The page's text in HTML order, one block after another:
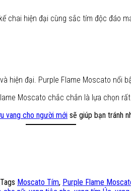
chai hiện đại cùng sắc tím độc đáo
hiện đại. Purple Flame Moscato
Moscato chắc chắn là lựa chọn
vang cho người mới sẽ giúp bạn tránh
Tags Moscato Tím, Purple Flame